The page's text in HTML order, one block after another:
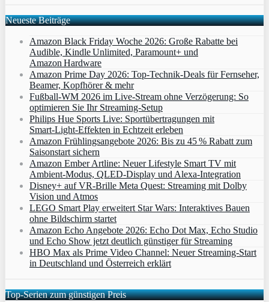
Neueste Beiträge
Amazon Black Friday Woche 2026: Große Rabatte bei
Audible, Kindle Unlimited, Paramount+ und
Amazon Hardware
Amazon Prime Day 2026: Top-Technik-Deals für Fernseher,
Beamer, Kopfhörer & mehr
Fußball-WM 2026 im Live-Stream ohne Verzögerung: So
optimieren Sie Ihr Streaming-Setup
Philips Hue Sports Live: Sportübertragungen mit
Smart‑Light‑Effekten in Echtzeit erleben
Amazon Frühlingsangebote 2026: Bis zu 45 % Rabatt zum
Saisonstart sichern
Amazon Ember Artline: Neuer Lifestyle Smart TV mit
Ambient‑Modus, QLED‑Display und Alexa‑Integration
Disney+ auf VR-Brille Meta Quest: Streaming mit Dolby
Vision und Atmos
LEGO Smart Play erweitert Star Wars: Interaktives Bauen
ohne Bildschirm startet
Amazon Echo Angebote 2026: Echo Dot Max, Echo Studio
und Echo Show jetzt deutlich günstiger für Streaming
HBO Max als Prime Video Channel: Neuer Streaming‑Start
in Deutschland und Österreich erklärt
Top-Serien zum günstigen Preis